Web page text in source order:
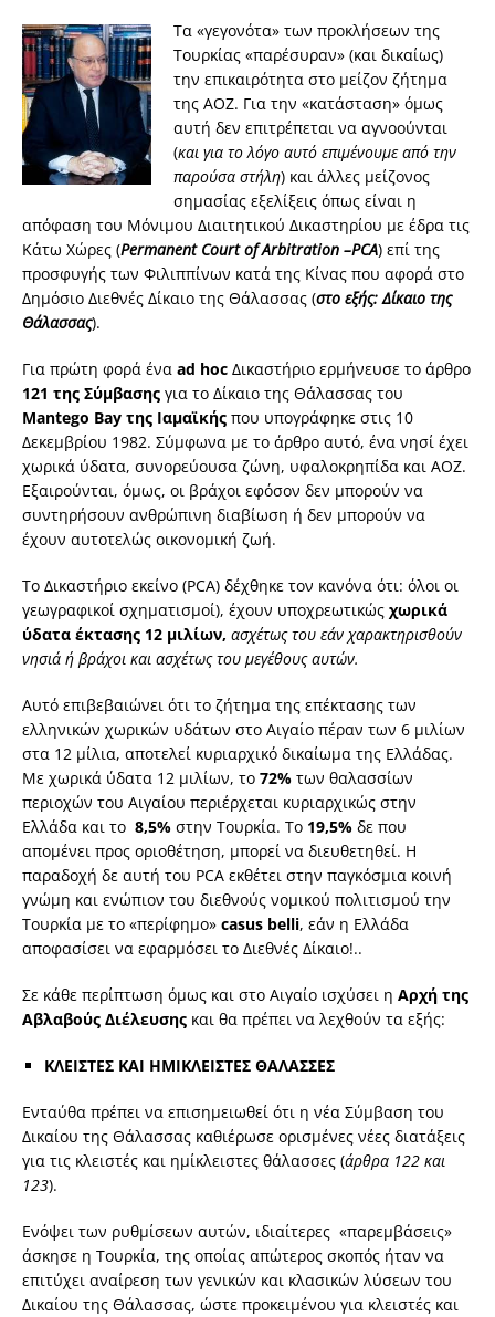
Τα «γεγονότα» των προκλήσεων της
Τουρκίας «παρέσυραν» (και δικαίως)
την επικαιρότητα στο μείζον ζήτημα
της ΑΟΖ. Για την «κατάσταση» όμως
αυτή δεν επιτρέπεται να αγνοούνται
(και για το λόγο αυτό επιμένουμε από την
παρούσα στήλη) και άλλες μείζονος
σημασίας εξελίξεις όπως είναι η
απόφαση του Μόνιμου Διαιτητικού Δικαστηρίου με έδρα τις
Κάτω Χώρες (Permanent Court of Arbitration –PCA) επί της
προσφυγής των Φιλιππίνων κατά της Κίνας που αφορά στο
Δημόσιο Διεθνές Δίκαιο της Θάλασσας (στο εξής: Δίκαιο της
Θάλασσας).
Για πρώτη φορά ένα ad hoc Δικαστήριο ερμήνευσε το άρθρο
121 της Σύμβασης για το Δίκαιο της Θάλασσας του
Μantego Bay της Ιαμαϊκής που υπογράφηκε στις 10
Δεκεμβρίου 1982. Σύμφωνα με το άρθρο αυτό, ένα νησί έχει
χωρικά ύδατα, συνορεύουσα ζώνη, υφαλοκρηπίδα και ΑΟΖ.
Εξαιρούνται, όμως, οι βράχοι εφόσον δεν μπορούν να
συντηρήσουν ανθρώπινη διαβίωση ή δεν μπορούν να
έχουν αυτοτελώς οικονομική ζωή.
Το Δικαστήριο εκείνο (PCA) δέχθηκε τον κανόνα ότι: όλοι οι
γεωγραφικοί σχηματισμοί), έχουν υποχρεωτικώς χωρικά
ύδατα έκτασης 12 μιλίων, ασχέτως του εάν χαρακτηρισθούν
νησιά ή βράχοι και ασχέτως του μεγέθους αυτών.
Αυτό επιβεβαιώνει ότι το ζήτημα της επέκτασης των
ελληνικών χωρικών υδάτων στο Αιγαίο πέραν των 6 μιλίων
στα 12 μίλια, αποτελεί κυριαρχικό δικαίωμα της Ελλάδας.
Με χωρικά ύδατα 12 μιλίων, το 72% των θαλασσίων
περιοχών του Αιγαίου περιέρχεται κυριαρχικώς στην
Ελλάδα και το 8,5% στην Τουρκία. Το 19,5% δε που
απομένει προς οριοθέτηση, μπορεί να διευθετηθεί. Η
παραδοχή δε αυτή του PCA εκθέτει στην παγκόσμια κοινή
γνώμη και ενώπιον του διεθνούς νομικού πολιτισμού την
Τουρκία με το «περίφημο» casus belli, εάν η Ελλάδα
αποφασίσει να εφαρμόσει το Διεθνές Δίκαιο!..
Σε κάθε περίπτωση όμως και στο Αιγαίο ισχύσει η Αρχή της
Αβλαβούς Διέλευσης και θα πρέπει να λεχθούν τα εξής:
ΚΛΕΙΣΤΕΣ ΚΑΙ ΗΜΙΚΛΕΙΣΤΕΣ ΘΑΛΑΣΣΕΣ
Ενταύθα πρέπει να επισημειωθεί ότι η νέα Σύμβαση του
Δικαίου της Θάλασσας καθιέρωσε ορισμένες νέες διατάξεις
για τις κλειστές και ημίκλειστες θάλασσες (άρθρα 122 και
123).
Ενόψει των ρυθμίσεων αυτών, ιδιαίτερες «παρεμβάσεις»
άσκησε η Τουρκία, της οποίας απώτερος σκοπός ήταν να
επιτύχει αναίρεση των γενικών και κλασικών λύσεων του
Δικαίου της Θάλασσας, ώστε προκειμένου για κλειστές και